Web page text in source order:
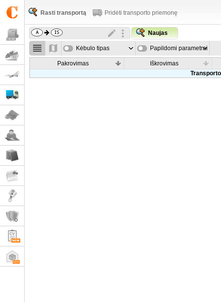
Rasti transportą Pridėti transporto priemonę
Naujas
Kėbulo tipas Papildomi parametrai
Pakrovimas
Iškrovimas